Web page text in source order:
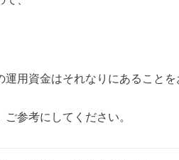
用資金はそれなりにあることを
参考にしてください。